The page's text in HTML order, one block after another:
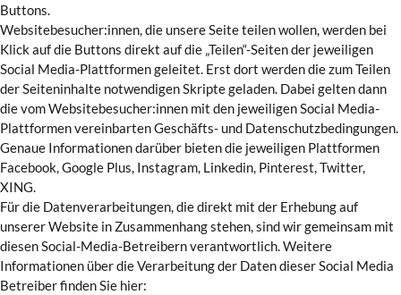
Buttons.
Websitebesucher:innen, die unsere Seite teilen wollen, werden bei
Klick auf die Buttons direkt auf die „Teilen“-Seiten der jeweiligen
Social Media-Plattformen geleitet. Erst dort werden die zum Teilen
der Seiteninhalte notwendigen Skripte geladen. Dabei gelten dann
die vom Websitebesucher:innen mit den jeweiligen Social Media-
Plattformen vereinbarten Geschäfts- und Datenschutzbedingungen.
Genaue Informationen darüber bieten die jeweiligen Plattformen
Facebook, Google Plus, Instagram, Linkedin, Pinterest, Twitter,
XING.
Für die Datenverarbeitungen, die direkt mit der Erhebung auf
unserer Website in Zusammenhang stehen, sind wir gemeinsam mit
diesen Social-Media-Betreibern verantwortlich. Weitere
Informationen über die Verarbeitung der Daten dieser Social Media
Betreiber finden Sie hier: